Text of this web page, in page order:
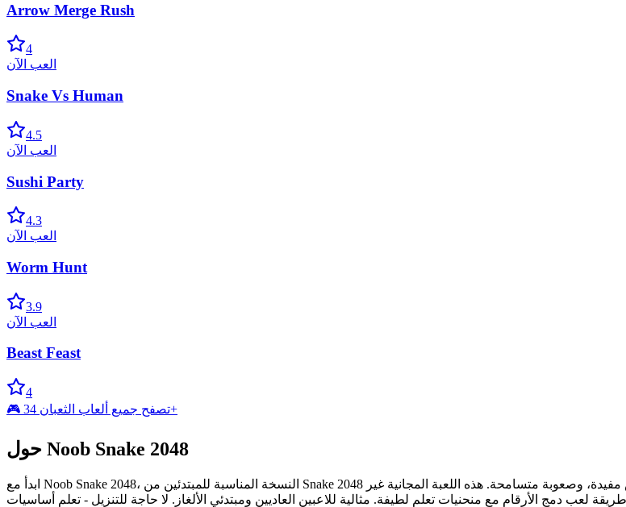
Arrow Merge Rush
4
العب الآن
Snake Vs Human
4.5
العب الآن
Sushi Party
4.3
العب الآن
Worm Hunt
3.9
العب الآن
Beast Feast
4
🎮 تصفح جميع ألعاب الثعبان 34+
حول Noob Snake 2048
ابدأ مع Noob Snake 2048، النسخة المناسبة للمبتدئين من Snake 2048 المثالية للوافدين الجدد! تعلم آليات الدمج تدريجيًا مع طريقة لعب مبسطة، ودروس مفيدة، وصعوبة متسامحة. هذه اللعبة المجانية غير